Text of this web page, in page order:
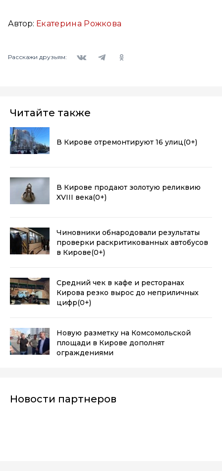
Автор: Екатерина Рожкова
Расскажи друзьям:
Читайте также
В Кирове отремонтируют 16 улиц(0+)
В Кирове продают золотую реликвию
XVIII века(0+)
Чиновники обнародовали результаты
проверки раскритикованных автобусов
в Кирове(0+)
Средний чек в кафе и ресторанах
Кирова резко вырос до неприличных
цифр(0+)
Новую разметку на Комсомольской
площади в Кирове дополнят
ограждениями
Новости партнеров